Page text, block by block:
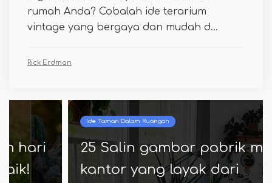
rumah Anda? Cobalah ide terarium
vintage yang bergaya dan mudah d...
Rick Erdman
Ide Taman Dalam Ruangan
25 Salin gambar pabrik meja
kantor yang layak dari